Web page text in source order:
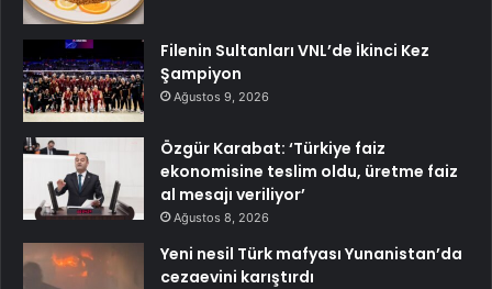
Filenin Sultanları VNL’de İkinci Kez
Şampiyon
Ağustos 9, 2026
Özgür Karabat: ‘Türkiye faiz
ekonomisine teslim oldu, üretme faiz
al mesajı veriliyor’
Ağustos 8, 2026
Yeni nesil Türk mafyası Yunanistan’da
cezaevini karıştırdı